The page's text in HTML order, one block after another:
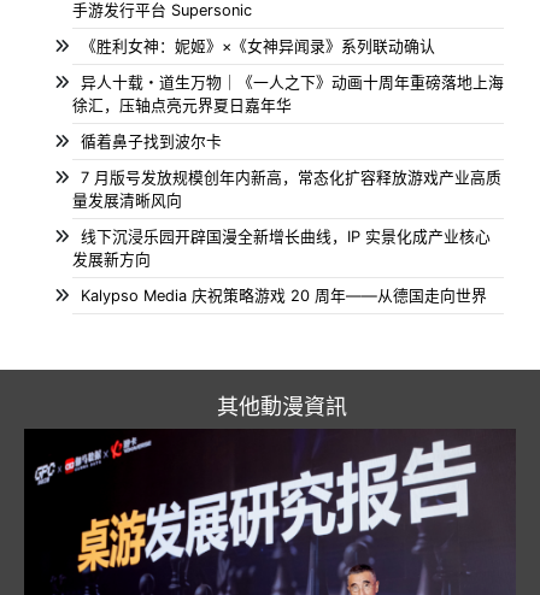
手游发行平台 Supersonic
《胜利女神：妮姬》×《女神异闻录》系列联动确认
异人十载・道生万物｜《一人之下》动画十周年重磅落地上海
徐汇，压轴点亮元界夏日嘉年华
循着鼻子找到波尔卡
7 月版号发放规模创年内新高，常态化扩容释放游戏产业高质
量发展清晰风向
线下沉浸乐园开辟国漫全新增长曲线，IP 实景化成产业核心
发展新方向
Kalypso Media 庆祝策略游戏 20 周年——从德国走向世界
其他動漫資訊